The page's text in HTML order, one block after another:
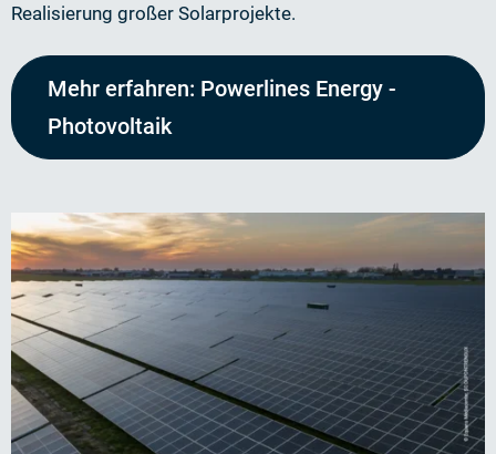
Realisierung großer Solarprojekte.
Mehr erfahren: Powerlines Energy -
Photovoltaik